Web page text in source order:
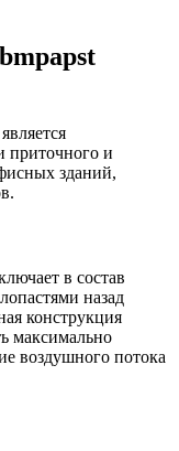
приточного и
зданий,
в состав
назад
конструкция
максимально
воздушного потока